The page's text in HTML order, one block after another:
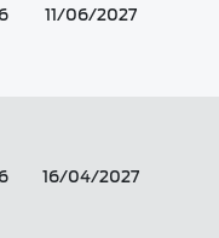
11/06/2027
16/04/2027